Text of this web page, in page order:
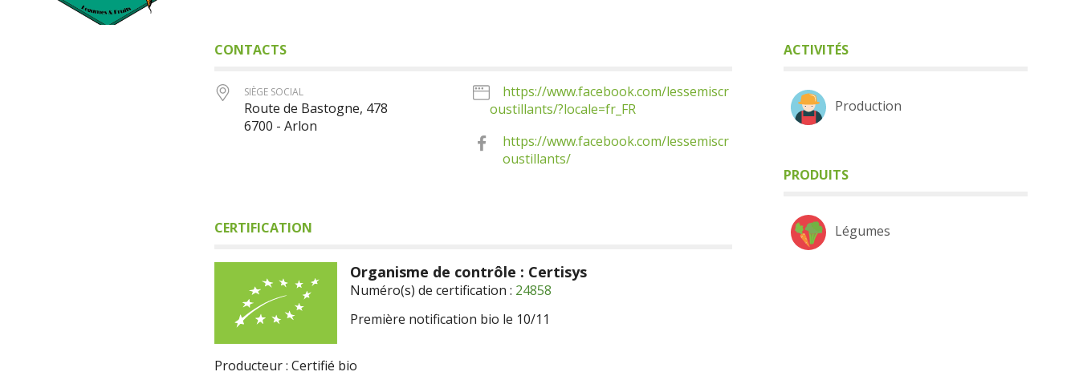
CONTACTS
SIÈGE SOCIAL
Route de Bastogne, 478
6700 - Arlon
https://www.facebook.com/lessemiscr
oustillants/?locale=fr_FR
https://www.facebook.com/lessemiscr
oustillants/
CERTIFICATION
Organisme de contrôle : Certisys
Numéro(s) de certification : 24858
Première notification bio le 10/11
Producteur : Certifié bio
ACTIVITÉS
Production
PRODUITS
Légumes